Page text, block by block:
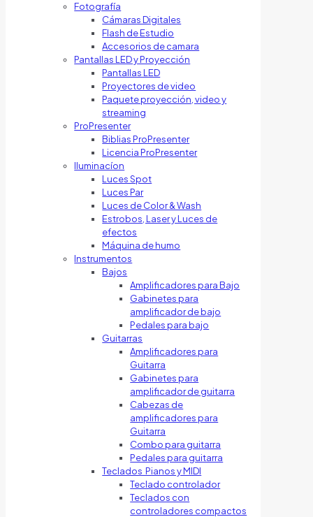
Fotografía
Cámaras Digitales
Flash de Estudio
Accesorios de camara
Pantallas LED y Proyección
Pantallas LED
Proyectores de video
Paquete proyección, video y
streaming
ProPresenter
Biblias ProPresenter
Licencia ProPresenter
Iluminacíon
Luces Spot
Luces Par
Luces de Color & Wash
Estrobos, Laser y Luces de
efectos
Máquina de humo
Instrumentos
Bajos
Amplificadores para Bajo
Gabinetes para
amplificador de bajo
Pedales para bajo
Guitarras
Amplificadores para
Guitarra
Gabinetes para
amplificador de guitarra
Cabezas de
amplificadores para
Guitarra
Combo para guitarra
Pedales para guitarra
Teclados Pianos y MIDI
Teclado controlador
Teclados con
controladores compactos